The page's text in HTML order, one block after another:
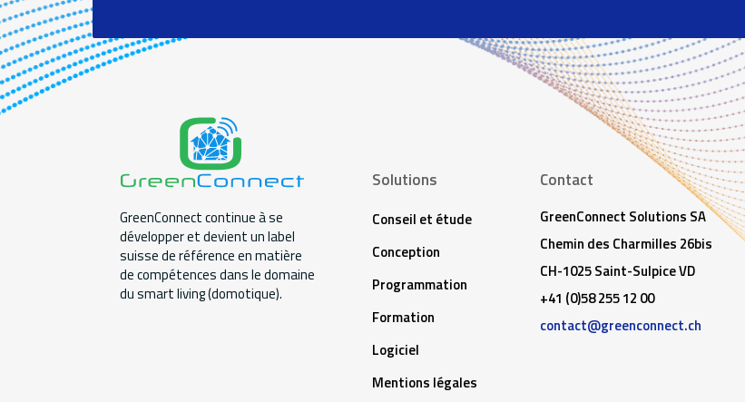
GreenConnect continue à se
développer et devient un label
suisse de référence en matière
de compétences dans le domaine
du smart living (domotique).
Solutions
Conseil et étude
Conception
Programmation
Formation
Logiciel
Mentions légales
Contact
GreenConnect Solutions SA
Chemin des Charmilles 26bis
CH-1025 Saint-Sulpice VD
+41 (0)58 255 12 00
contact@greenconnect.ch